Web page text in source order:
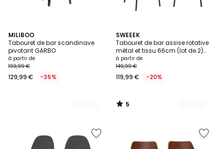
MILIBOO
Tabouret de bar scandinave
pivotant GARBO
à partir de
199,99 €
129,99 € -35%
2
Couleurs
SWEEEK
Tabouret de bar assise rotative
métal et tissu 66cm (lot de 2)
IRIS
à partir de
149,99 €
119,99 € -20%
5
/
5
3
Couleurs
5
/